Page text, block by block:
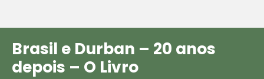
Brasil e Durban – 20 anos
depois – O Livro